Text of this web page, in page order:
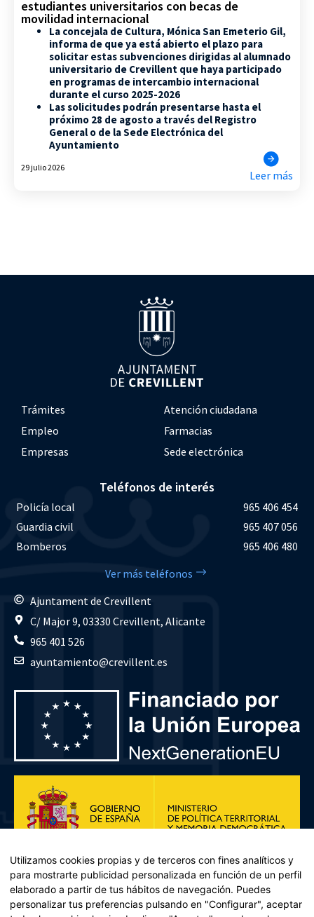
estudiantes universitarios con becas de
movilidad internacional
La concejala de Cultura, Mónica San Emeterio Gil,
informa de que ya está abierto el plazo para
solicitar estas subvenciones dirigidas al alumnado
universitario de Crevillent que haya participado
en programas de intercambio internacional
durante el curso 2025-2026
Las solicitudes podrán presentarse hasta el
próximo 28 de agosto a través del Registro
General o de la Sede Electrónica del
Ayuntamiento
29 julio 2026
Leer más
Trámites
Atención ciudadana
Empleo
Farmacias
Empresas
Sede electrónica
Teléfonos de interés
Policía local
965 406 454
Guardia civil
965 407 056
Bomberos
965 406 480
Ver más teléfonos
Ajuntament de Crevillent
C/ Major 9, 03330 Crevillent, Alicante
965 401 526
ayuntamiento@crevillent.es
Utilizamos cookies propias y de terceros con fines analíticos y
para mostrarte publicidad personalizada en función de un perfil
elaborado a partir de tus hábitos de navegación. Puedes
personalizar tus preferencias pulsando en "Configurar", aceptar